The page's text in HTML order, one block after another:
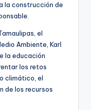
la construcción de
el
Ambiente, Karl
la educación
los retos
climático, el
de los recursos